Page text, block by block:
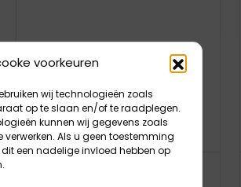
voorkeuren
wij technologieën zoals
op te slaan en/of te raadplegen.
kunnen wij gegevens zoals
Als u geen toestemming
een nadelige invloed hebben op